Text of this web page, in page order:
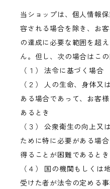
当ショップは、個人情報
容される場合を除き、お
の達成に必要な範囲を超
ん。但し、次の場合はこ
（１） 法令に基づく場合
（２） 人の生命、身体又
ある場合であって、お客
あるとき
（３） 公衆衛生の向上又
ために特に必要がある場
得ることが困難であるとき
（４） 国の機関もしくは
受けた者が法令の定める